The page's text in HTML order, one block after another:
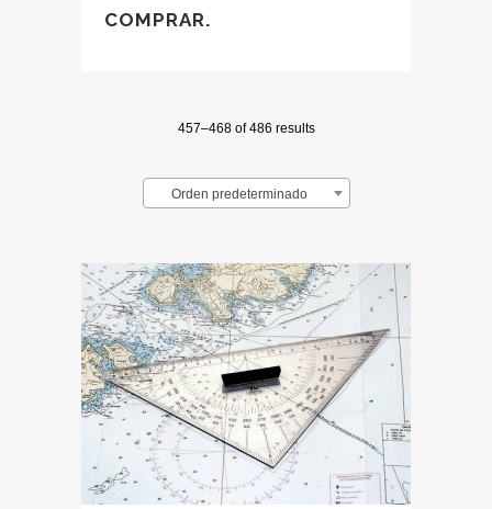
COMPRAR.
457–468 of 486 results
Orden predeterminado